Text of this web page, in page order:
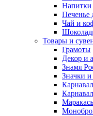
Напитки
Печенье
Чай и
Товары и
Грамоты
Декор и
Знамя
Значки